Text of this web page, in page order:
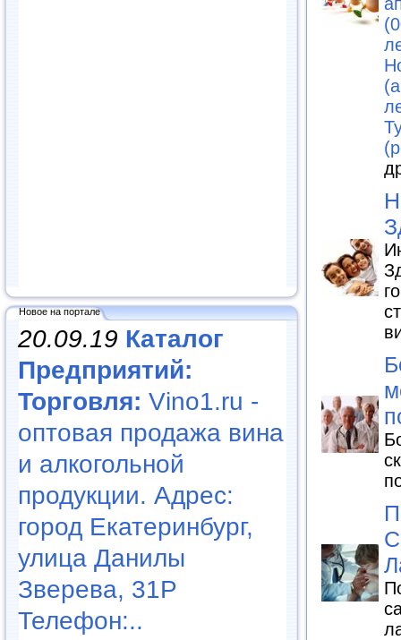
Новое на портале
20.09.19 Каталог
Предприятий:
Торговля: Vino1.ru -
оптовая продажа вина
и алкогольной
продукции. Адрес:
город Екатеринбург,
улица Данилы
Зверева, 31Р
Телефон:..